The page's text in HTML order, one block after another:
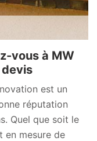
vous à MW
est un
réputation
Quel que soit le
en mesure de